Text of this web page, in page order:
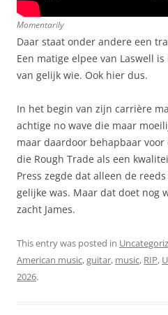
Momentarily
Daar staat onder andere een
Een matige elpee van Laswell
van gelijk wie. Ook hier dus.
In het begin van zijn carrière
achtige no wave die maar
maar daardoor behapbaar
die Rough Trade als een
Press zegde dat alleen de
gelijke was. Maar dat doet nog
zacht James.
This entry was posted in
American music,guitar, music, RIP,
2026.